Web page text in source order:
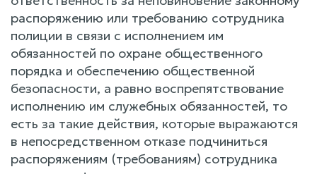
распоряжению или требованию сотрудника
полиции в связи с исполнением им
обязанностей по охране общественного
порядка и обеспечению общественной
безопасности, а равно воспрепятствование
исполнению им служебных обязанностей, то
есть за такие действия, которые выражаются
в непосредственном отказе подчиниться
распоряжениям (требованиям) сотрудника